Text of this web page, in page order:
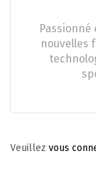
Passionné
nouvelles
Veuillez vous